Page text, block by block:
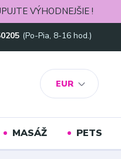
VÝHODNEJŠIE !
EUR
(Po-Pia, 8-16 hod.)
MASÁŽ PETS